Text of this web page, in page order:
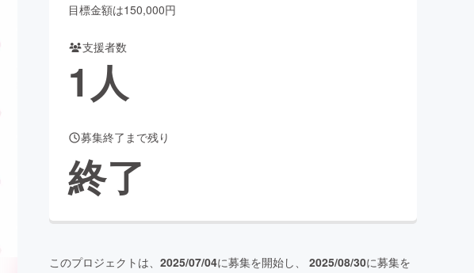
ビューティー・ヘルスケア
目標金額は150,000円
支援者数
1人
募集終了まで残り
終了
このプロジェクトは、 2025/07/04に募集を開始し、 2025/08/30に募集を